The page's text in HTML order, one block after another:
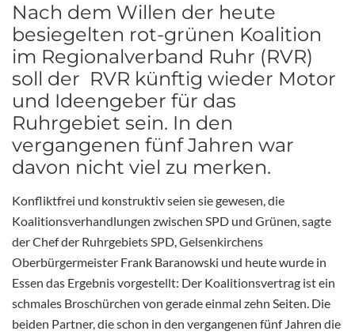
Nach dem Willen der heute
besiegelten rot-grünen Koalition
im Regionalverband Ruhr (RVR)
soll der RVR künftig wieder Motor
und Ideengeber für das
Ruhrgebiet sein. In den
vergangenen fünf Jahren war
davon nicht viel zu merken.
Konfliktfrei und konstruktiv seien sie gewesen, die
Koalitionsverhandlungen zwischen SPD und Grünen, sagte
der Chef der Ruhrgebiets SPD, Gelsenkirchens
Oberbürgermeister Frank Baranowski und heute wurde in
Essen das Ergebnis vorgestellt: Der Koalitionsvertrag ist ein
schmales Broschürchen von gerade einmal zehn Seiten. Die
beiden Partner, die schon in den vergangenen fünf Jahren die